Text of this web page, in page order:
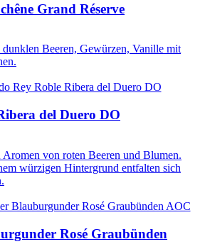
Grand Réserve
Beeren, Gewürzen, Vanille mit
del Duero DO
von roten Beeren und Blumen.
würzigen Hintergrund entfalten sich
Rosé Graubünden